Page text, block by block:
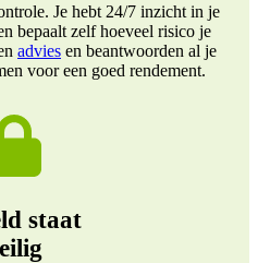
Je hebt 24/7 inzicht in je
bepaalt zelf hoeveel risico je
advies en beantwoorden al je
voor een goed rendement.
staat